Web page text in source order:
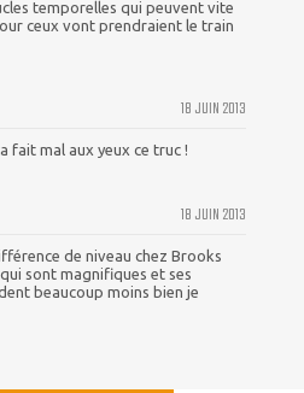
temporelles qui peuvent vite
ceux vont prendraient le train
18 JUIN 2013
fait mal aux yeux ce truc !
18 JUIN 2013
de niveau chez Brooks
sont magnifiques et ses
beaucoup moins bien je